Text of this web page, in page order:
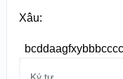
Xâu: